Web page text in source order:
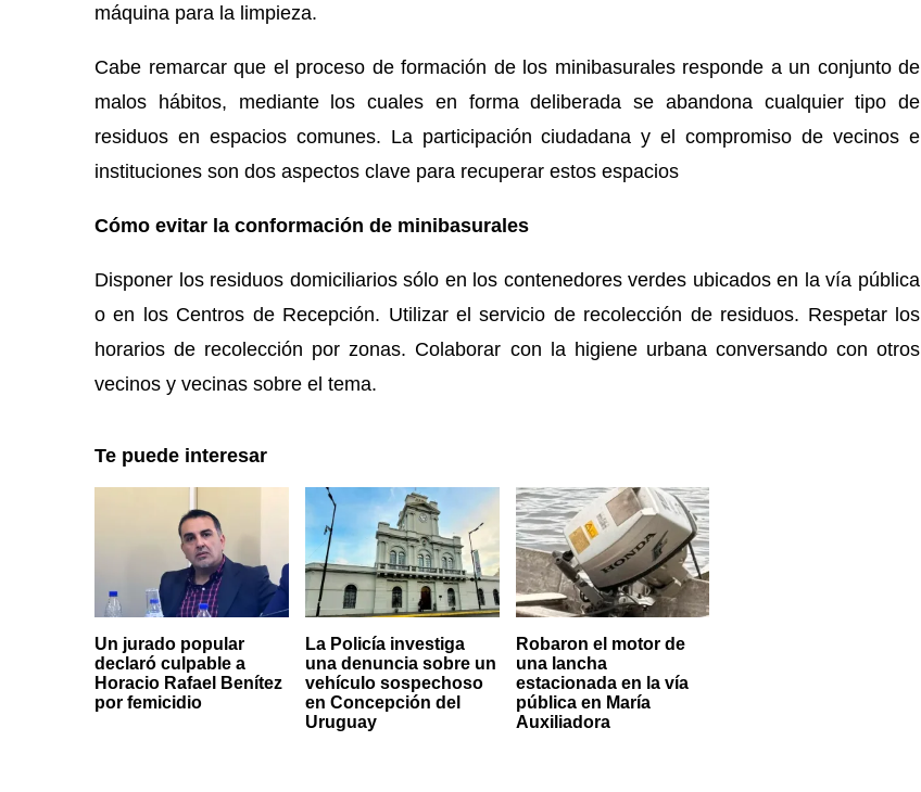
máquina para la limpieza.
Cabe remarcar que el proceso de formación de los minibasurales responde a un conjunto de
malos hábitos, mediante los cuales en forma deliberada se abandona cualquier tipo de
residuos en espacios comunes. La participación ciudadana y el compromiso de vecinos e
instituciones son dos aspectos clave para recuperar estos espacios
Cómo evitar la conformación de minibasurales
Disponer los residuos domiciliarios sólo en los contenedores verdes ubicados en la vía pública
o en los Centros de Recepción. Utilizar el servicio de recolección de residuos. Respetar los
horarios de recolección por zonas. Colaborar con la higiene urbana conversando con otros
vecinos y vecinas sobre el tema.
Te puede interesar
Un jurado popular
declaró culpable a
Horacio Rafael Benítez
por femicidio
La Policía investiga
una denuncia sobre un
vehículo sospechoso
en Concepción del
Uruguay
Robaron el motor de
una lancha
estacionada en la vía
pública en María
Auxiliadora